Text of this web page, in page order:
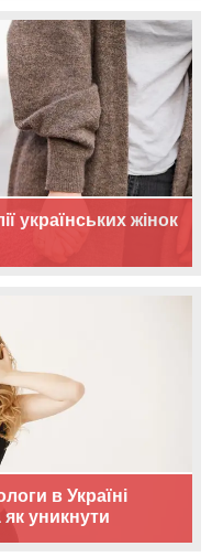
українських жінок
в Україні
як уникнути